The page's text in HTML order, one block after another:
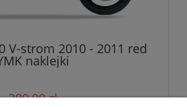
V-strom 2010 - 2011 red
naklejki
380,00 zł